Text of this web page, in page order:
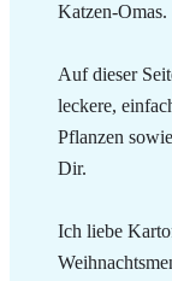
Katzen-Omas.
Auf dieser
leckere,
Pflanzen
Dir.
Ich liebe